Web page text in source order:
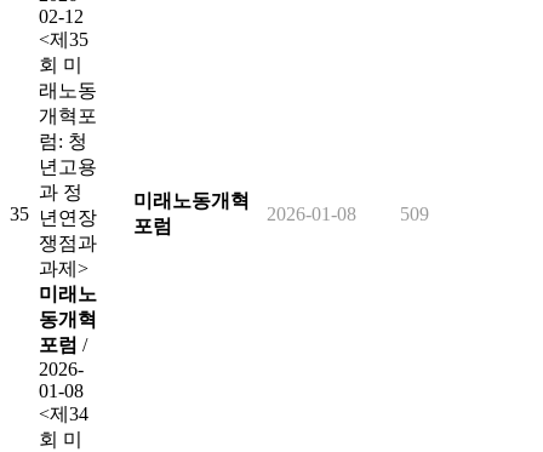
02-12
35
<제35
회 미
래노동
개혁포
럼: 청
년고용
과 정
년연장
쟁점과
과제>
미래노
동개혁
포럼 /
2026-
01-08
미래노동개혁
포럼
2026-01-08 509
<제34
회 미